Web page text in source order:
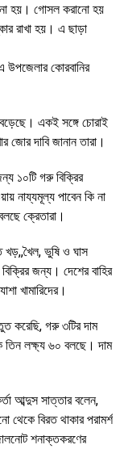
হয়। গোসল করানো হয়
রাখা হয়। এ ছাড়া
উপজেলার কোরবানির
একই সঙ্গে চোরাই
জোর দাবি জানান তারা।
১০টি গরু বিক্রির
নায্যমূল্য পাবেন কি না
ক্রেতারা।
খড়,,খৈল, ভুষি ও ঘাস
জন্য। দেশের বাহির
খামারিদের।
করেছি, গরু ৩টির দাম
তিন লক্ষ্য ৬০ বলছে। দাম
আব্দুস সাত্তার বলেন,
বিরত থাকার পরামর্শ
শনাক্তকরণের